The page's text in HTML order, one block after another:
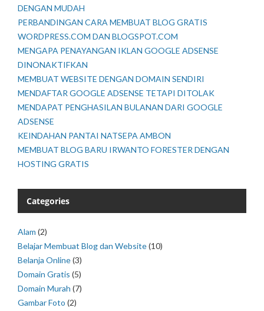
DENGAN MUDAH
PERBANDINGAN CARA MEMBUAT BLOG GRATIS
WORDPRESS.COM DAN BLOGSPOT.COM
MENGAPA PENAYANGAN IKLAN GOOGLE ADSENSE
DINONAKTIFKAN
MEMBUAT WEBSITE DENGAN DOMAIN SENDIRI
MENDAFTAR GOOGLE ADSENSE TETAPI DITOLAK
MENDAPAT PENGHASILAN BULANAN DARI GOOGLE
ADSENSE
KEINDAHAN PANTAI NATSEPA AMBON
MEMBUAT BLOG BARU IRWANTO FORESTER DENGAN
HOSTING GRATIS
Categories
Alam (2)
Belajar Membuat Blog dan Website(10)
Belanja Online(3)
Domain Gratis (5)
Domain Murah (7)
Gambar Foto (2)